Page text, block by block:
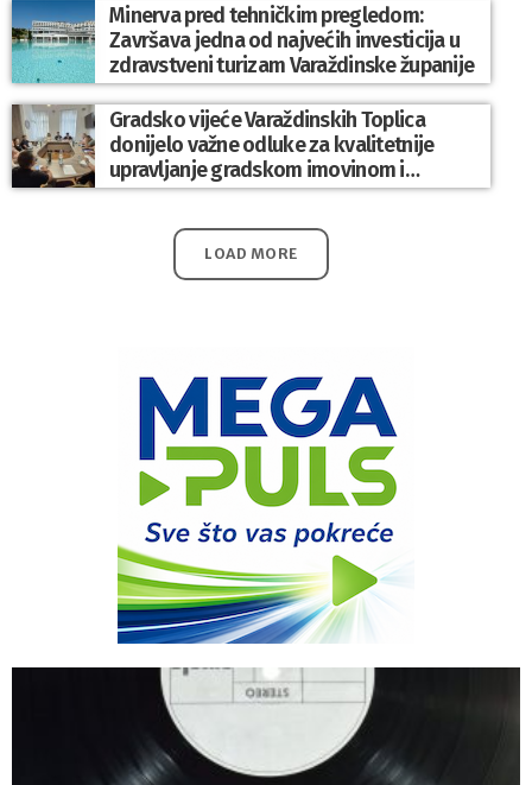
Minerva pred tehničkim pregledom:
Završava jedna od najvećih investicija u
zdravstveni turizam Varaždinske županije
Gradsko vijeće Varaždinskih Toplica
donijelo važne odluke za kvalitetnije
upravljanje gradskom imovinom i
komunalnim sustavom
LOAD MORE